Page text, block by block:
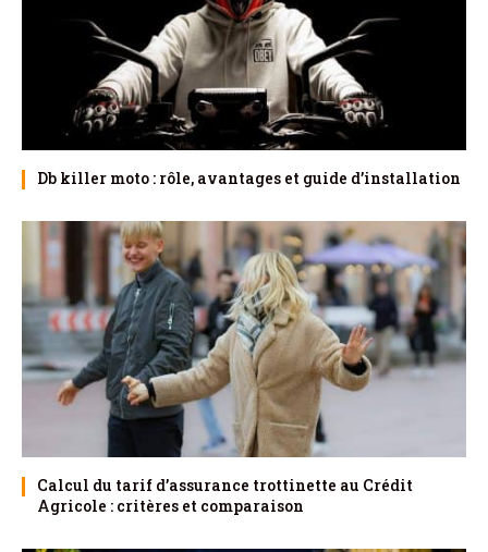
Db killer moto : rôle, avantages et guide d’installation
Calcul du tarif d’assurance trottinette au Crédit
Agricole : critères et comparaison